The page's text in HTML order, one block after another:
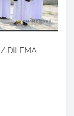
/ DILEMA